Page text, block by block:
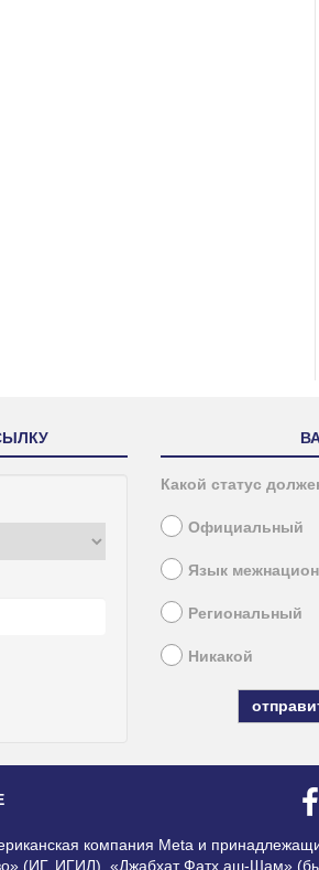
Какой статус
Официальный
Язык
Региональный
Никакой
компания Meta и
(ИГ, ИГИЛ), «Джабхат Фатх аш-Шам»